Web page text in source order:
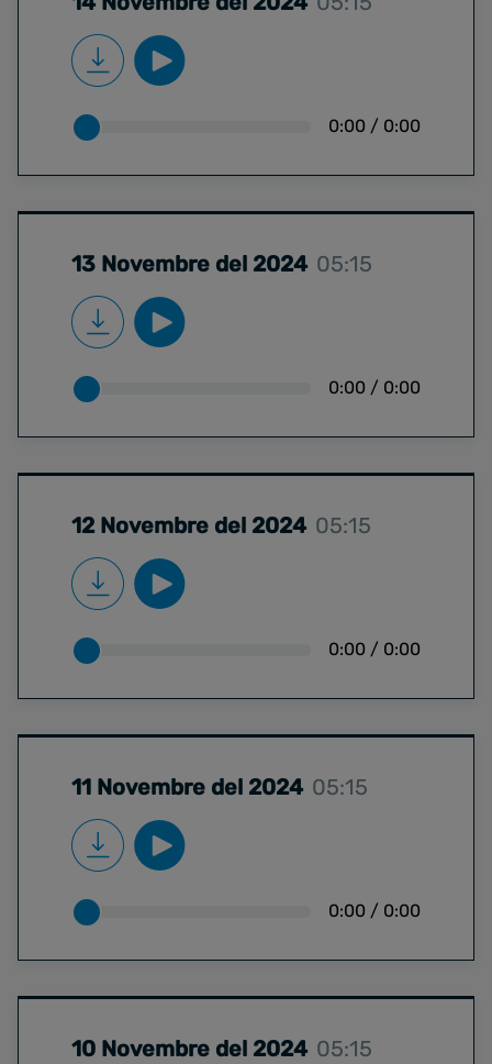
0:00 / 0:00
13 Novembre del 2024 05:15
0:00 / 0:00
12 Novembre del 2024 05:15
0:00 / 0:00
11 Novembre del 2024 05:15
0:00 / 0:00
10 Novembre del 2024 05:15